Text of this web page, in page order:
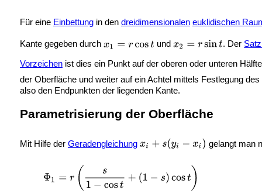
Für eine Einbettungin den dreidimensionalen euklidischen
Kante gegeben durch und . Der
Vorzeichenist dies ein Punkt auf der oberen oder unteren
der Oberfläche und weiter auf ein Achtel mittels Festlegung
also den Endpunkten der liegenden Kante.
Parametrisierung der Oberfläche
Mit Hilfe der Geradengleichung gelangt man